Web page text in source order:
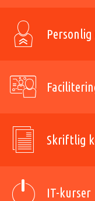
Skriftlig
IT-kurser